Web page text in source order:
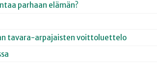
parhaan elämän?
tavara-arpajaisten voittoluettelo